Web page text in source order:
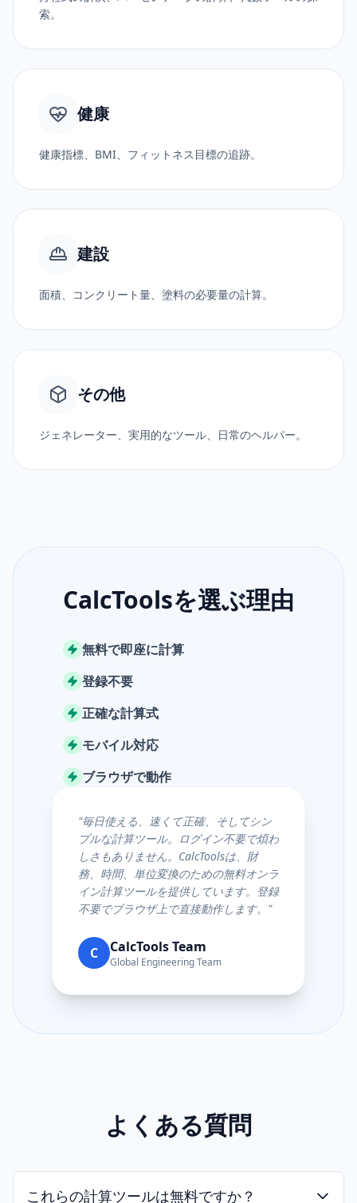
索。
健康
健康指標、BMI、フィットネス目標の追跡。
建設
面積、コンクリート量、塗料の必要量の計算。
その他
ジェネレーター、実用的なツール、日常のヘルパー。
CalcToolsを選ぶ理由
無料で即座に計算
登録不要
正確な計算式
モバイル対応
ブラウザで動作
"毎日使える、速くて正確、そしてシン
プルな計算ツール。ログイン不要で煩わ
しさもありません。CalcToolsは、財
務、時間、単位変換のための無料オンラ
イン計算ツールを提供しています。登録
不要でブラウザ上で直接動作します。 "
C CalcTools Team
Global Engineering Team
よくある質問
これらの計算ツールは無料ですか？